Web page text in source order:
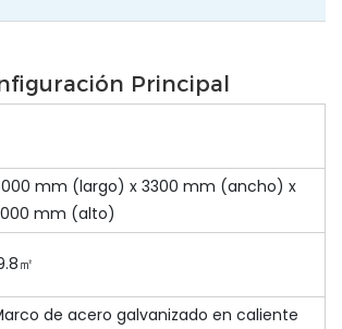
Principal
mm (largo) x 3300 mm (ancho) x
mm (alto)
㎡
de acero galvanizado en caliente